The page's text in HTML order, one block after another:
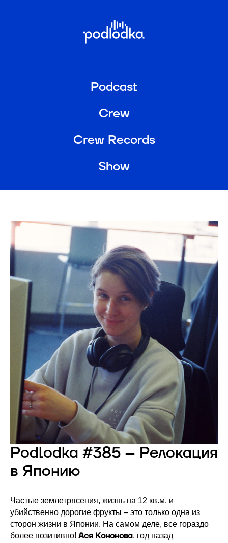
Podcast
Crew
Crew Records
Show
Podlodka #385 -- Релокация
в Японию
Частые землетрясения, жизнь на 12 кв.м. и
убийственно дорогие фрукты – это только одна из
сторон жизни в Японии. На самом деле, все гораздо
более позитивно! Ася Кононова, год назад